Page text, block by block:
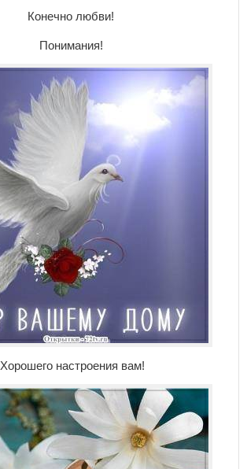
Конечно любви!
Понимания!
Хорошего настроения вам!